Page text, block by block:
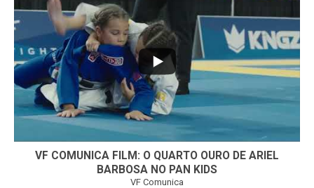
...
VF COMUNICA FILM: O QUARTO OURO DE ARIEL
BARBOSA NO PAN KIDS
VF Comunica